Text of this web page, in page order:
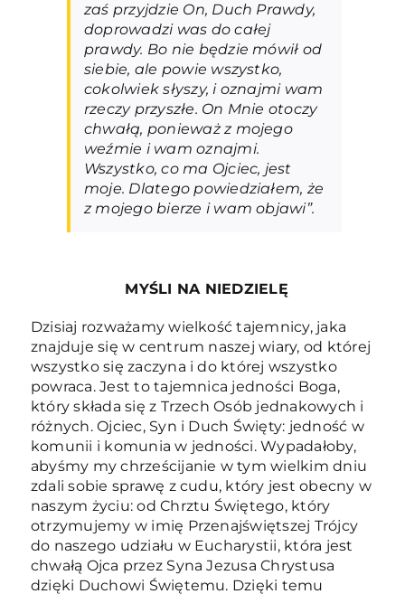
zaś przyjdzie On, Duch Prawdy,
doprowadzi was do całej
prawdy. Bo nie będzie mówił od
siebie, ale powie wszystko,
cokolwiek słyszy, i oznajmi wam
rzeczy przyszłe. On Mnie otoczy
chwałą, ponieważ z mojego
weźmie i wam oznajmi.
Wszystko, co ma Ojciec, jest
moje. Dlatego powiedziałem, że
z mojego bierze i wam objawi”.
MYŚLI NA NIEDZIELĘ
Dzisiaj rozważamy wielkość tajemnicy, jaka
znajduje się w centrum naszej wiary, od której
wszystko się zaczyna i do której wszystko
powraca. Jest to tajemnica jedności Boga,
który składa się z Trzech Osób jednakowych i
różnych. Ojciec, Syn i Duch Święty: jedność w
komunii i komunia w jedności. Wypadałoby,
abyśmy my chrześcijanie w tym wielkim dniu
zdali sobie sprawę z cudu, który jest obecny w
naszym życiu: od Chrztu Świętego, który
otrzymujemy w imię Przenajświętszej Trójcy
do naszego udziału w Eucharystii, która jest
chwałą Ojca przez Syna Jezusa Chrystusa
dzięki Duchowi Świętemu. Dzięki temu